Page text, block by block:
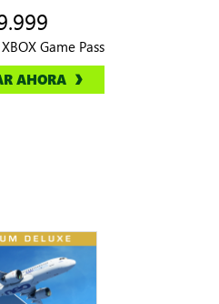
Game Pass
AHORA